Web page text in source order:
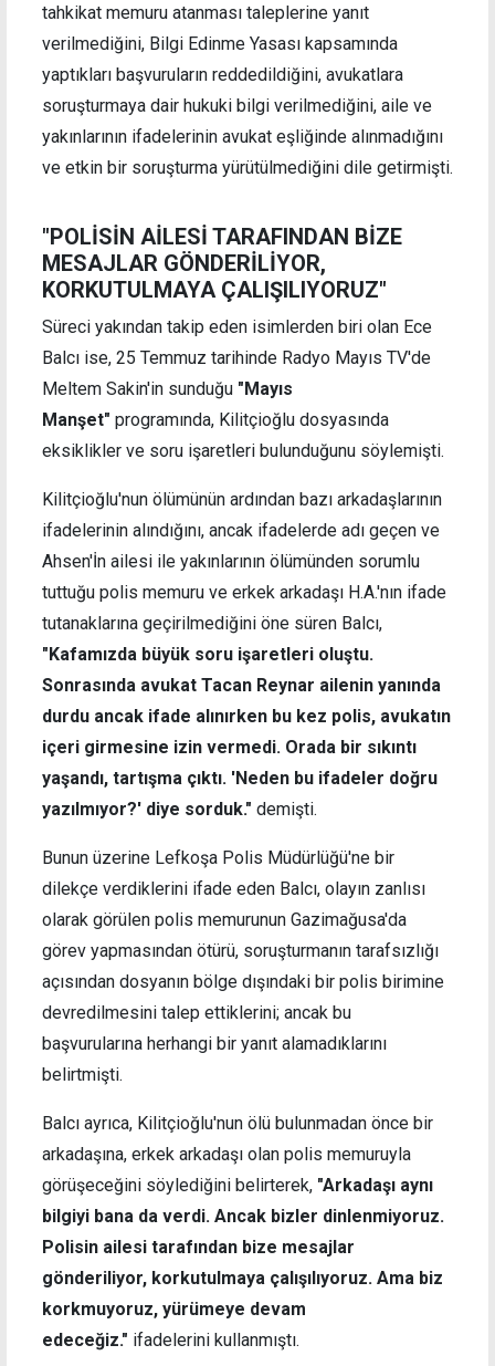
tahkikat memuru atanması taleplerine yanıt
verilmediğini, Bilgi Edinme Yasası kapsamında
yaptıkları başvuruların reddedildiğini, avukatlara
soruşturmaya dair hukuki bilgi verilmediğini, aile ve
yakınlarının ifadelerinin avukat eşliğinde alınmadığını
ve etkin bir soruşturma yürütülmediğini dile getirmişti.
"POLİSİN AİLESİ TARAFINDAN BİZE
MESAJLAR GÖNDERİLİYOR,
KORKUTULMAYA ÇALIŞILIYORUZ"
Süreci yakından takip eden isimlerden biri olan Ece
Balcı ise, 25 Temmuz tarihinde Radyo Mayıs TV'de
Meltem Sakin'in sunduğu "Mayıs
Manşet" programında, Kilitçioğlu dosyasında
eksiklikler ve soru işaretleri bulunduğunu söylemişti.
Kilitçioğlu'nun ölümünün ardından bazı arkadaşlarının
ifadelerinin alındığını, ancak ifadelerde adı geçen ve
Ahsen'İn ailesi ile yakınlarının ölümünden sorumlu
tuttuğu polis memuru ve erkek arkadaşı H.A.'nın ifade
tutanaklarına geçirilmediğini öne süren Balcı,
"Kafamızda büyük soru işaretleri oluştu.
Sonrasında avukat Tacan Reynar ailenin yanında
durdu ancak ifade alınırken bu kez polis, avukatın
içeri girmesine izin vermedi. Orada bir sıkıntı
yaşandı, tartışma çıktı. 'Neden bu ifadeler doğru
yazılmıyor?' diye sorduk." demişti.
Bunun üzerine Lefkoşa Polis Müdürlüğü'ne bir
dilekçe verdiklerini ifade eden Balcı, olayın zanlısı
olarak görülen polis memurunun Gazimağusa'da
görev yapmasından ötürü, soruşturmanın tarafsızlığı
açısından dosyanın bölge dışındaki bir polis birimine
devredilmesini talep ettiklerini; ancak bu
başvurularına herhangi bir yanıt alamadıklarını
belirtmişti.
Balcı ayrıca, Kilitçioğlu'nun ölü bulunmadan önce bir
arkadaşına, erkek arkadaşı olan polis memuruyla
görüşeceğini söylediğini belirterek, "Arkadaşı aynı
bilgiyi bana da verdi. Ancak bizler dinlenmiyoruz.
Polisin ailesi tarafından bize mesajlar
gönderiliyor, korkutulmaya çalışılıyoruz. Ama biz
korkmuyoruz, yürümeye devam
edeceğiz." ifadelerini kullanmıştı.